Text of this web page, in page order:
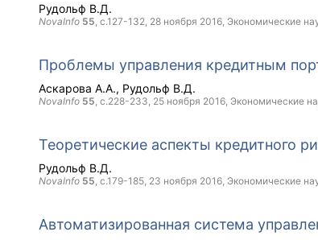
Рудольф В.Д.
NovaInfo 55 , с.127-132, 28 ноября 2016 , Экономические
Проблемы управления кредитным
Аскарова А.А. Рудольф В.Д.
NovaInfo 55 , с.228-233, 25 ноября 2016 , Экономические
Теоретические аспекты кредитного
Рудольф В.Д.
NovaInfo 55 , с.179-185, 23 ноября 2016 , Экономические
Автоматизированная система